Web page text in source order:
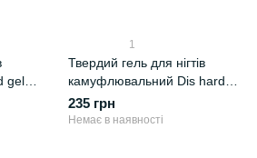
gel
1
Твердий гель для нігтів
камуфлювальний Dis hard
gel BLUEBERRY 28 г.
235 грн
Немає в наявності